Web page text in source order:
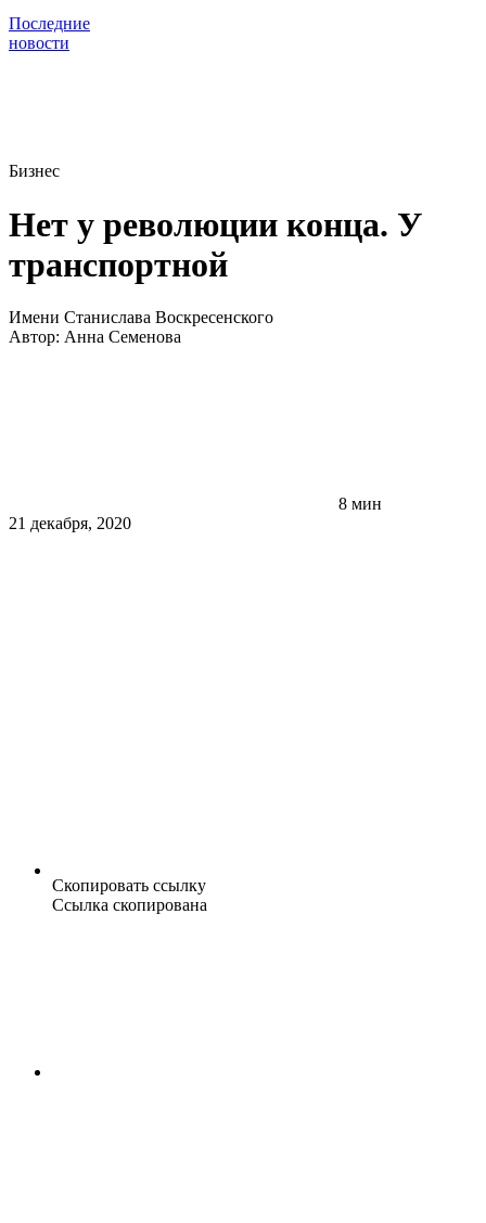
Последние
новости
Бизнес
Нет у революции конца. У
транспортной
Имени Станислава Воскресенского
Автор: Анна Семенова
8 мин
21 декабря, 2020
Скопировать ссылку
Ссылка скопирована